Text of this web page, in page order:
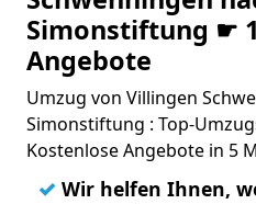
Simonstiftung ☛
Angebote
Umzug von Villingen
Simonstiftung : Top-
Kostenlose Angebote in 5
✓ Wir helfen Ihnen,